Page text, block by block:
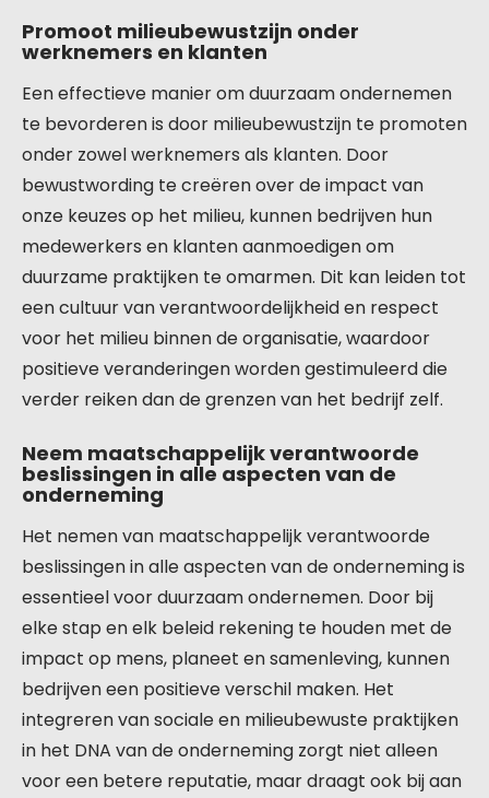
Promoot milieubewustzijn onder
werknemers en klanten
Een effectieve manier om duurzaam ondernemen
te bevorderen is door milieubewustzijn te promoten
onder zowel werknemers als klanten. Door
bewustwording te creëren over de impact van
onze keuzes op het milieu, kunnen bedrijven hun
medewerkers en klanten aanmoedigen om
duurzame praktijken te omarmen. Dit kan leiden tot
een cultuur van verantwoordelijkheid en respect
voor het milieu binnen de organisatie, waardoor
positieve veranderingen worden gestimuleerd die
verder reiken dan de grenzen van het bedrijf zelf.
Neem maatschappelijk verantwoorde
beslissingen in alle aspecten van de
onderneming
Het nemen van maatschappelijk verantwoorde
beslissingen in alle aspecten van de onderneming is
essentieel voor duurzaam ondernemen. Door bij
elke stap en elk beleid rekening te houden met de
impact op mens, planeet en samenleving, kunnen
bedrijven een positieve verschil maken. Het
integreren van sociale en milieubewuste praktijken
in het DNA van de onderneming zorgt niet alleen
voor een betere reputatie, maar draagt ook bij aan